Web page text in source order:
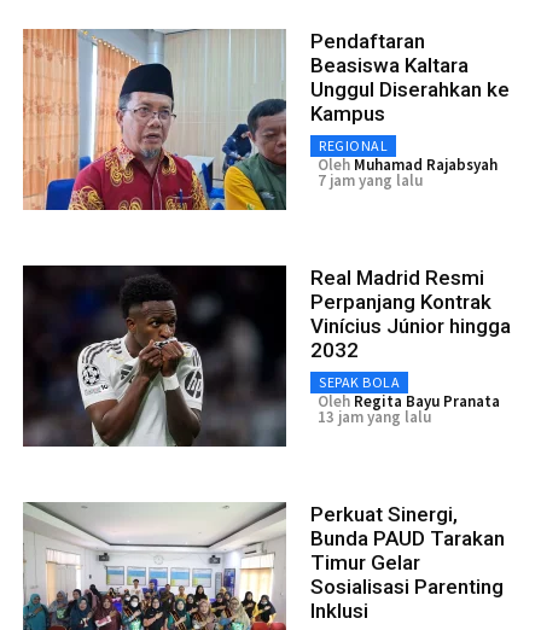
Pendaftaran
Beasiswa Kaltara
Unggul Diserahkan ke
Kampus
REGIONAL
Oleh Muhamad Rajabsyah
7 jam yang lalu
Real Madrid Resmi
Perpanjang Kontrak
Vinícius Júnior hingga
2032
SEPAK BOLA
Oleh Regita Bayu Pranata
13 jam yang lalu
Perkuat Sinergi,
Bunda PAUD Tarakan
Timur Gelar
Sosialisasi Parenting
Inklusi